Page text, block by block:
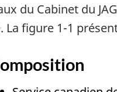
du Cabinet du
La figure 1-1